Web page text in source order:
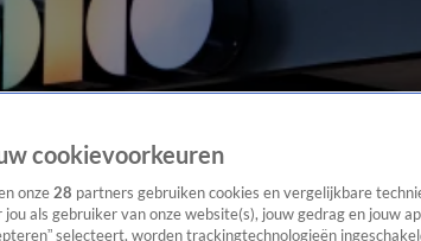
cookievoorkeuren
onze28 partners gebruiken cookies en vergelijkbare
jou als gebruiker van onze website(s), jouw gedrag en jouw
selecteert, worden trackingtechnologieën